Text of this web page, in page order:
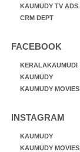
KAUMUDY TV ADS
CRM DEPT
FACEBOOK
KERALAKAUMUDI
KAUMUDY
KAUMUDY MOVIES
INSTAGRAM
KAUMUDY
KAUMUDY MOVIES